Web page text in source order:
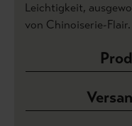
Leichtigkeit,
von Chinoiserie-Flair.